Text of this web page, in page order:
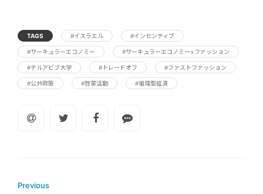
TAGS #イスラエル #インセンティブ
#サーキュラーエコノミー #サーキュラーエコノミー×ファッション
#テルアビブ大学 #トレードオフ #ファストファッション
#公共政策 #啓蒙活動 #循環型経済
Previous